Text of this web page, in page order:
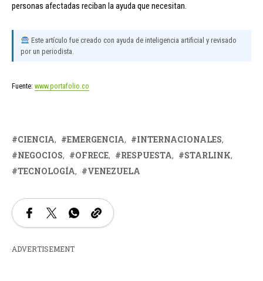
personas afectadas reciban la ayuda que necesitan.
Este artículo fue creado con ayuda de inteligencia artificial y revisado
por un periodista.
Fuente: www.portafolio.co
CIENCIA EMERGENCIA
INTERNACIONALES
NEGOCIOS
OFRECE RESPUESTA
STARLINK
TECNOLOGÍA
VENEZUELA
ADVERTISEMENT